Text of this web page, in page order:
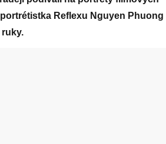
Reflexu Nguyen Phuong
ruky.